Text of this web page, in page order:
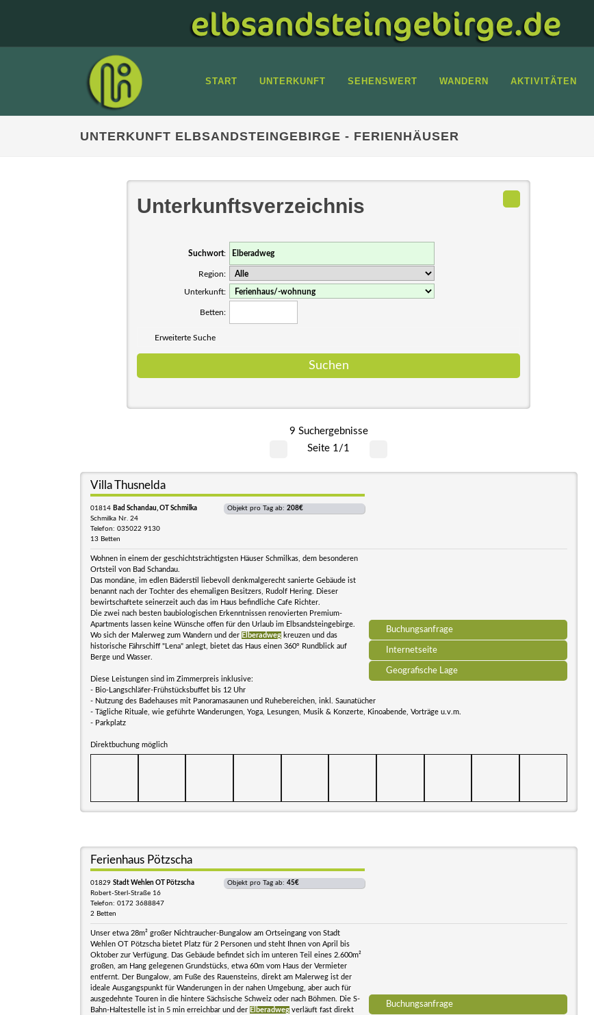
START UNTERKUNFT SEHENSWERT WANDERN AKTIVITÄTEN
UNTERKUNFT ELBSANDSTEINGEBIRGE - FERIENHÄUSER
Unterkunftsverzeichnis
Suchwort:
Region:
Unterkunft:
Betten:
Erweiterte Suche
9 Suchergebnisse
Seite 1/1
Buchungsanfrage
Internetseite
Geografische Lage
Villa Thusnelda
01814 Bad Schandau, OT Schmilka
Schmilka Nr. 24
Telefon: 035022 9130
13 Betten
Objekt pro Tag ab: 208€
Wohnen in einem der geschichtsträchtigsten Häuser Schmilkas, dem besonderen
Ortsteil von Bad Schandau.
Das mondäne, im edlen Bäderstil liebevoll denkmalgerecht sanierte Gebäude ist
benannt nach der Tochter des ehemaligen Besitzers, Rudolf Hering. Dieser
bewirtschaftete seinerzeit auch das im Haus befindliche Cafe Richter.
Die zwei nach besten baubiologischen Erkenntnissen renovierten Premium-
Apartments lassen keine Wünsche offen für den Urlaub im Elbsandsteingebirge.
Wo sich der Malerweg zum Wandern und der Elberadweg kreuzen und das
historische Fährschiff "Lena" anlegt, bietet das Haus einen 360° Rundblick auf
Berge und Wasser.
Diese Leistungen sind im Zimmerpreis inklusive:
- Bio-Langschläfer-Frühstücksbuffet bis 12 Uhr
- Nutzung des Badehauses mit Panoramasaunen und Ruhebereichen, inkl. Saunatücher
- Tägliche Rituale, wie geführte Wanderungen, Yoga, Lesungen, Musik & Konzerte, Kinoabende, Vorträge u.v.m.
- Parkplatz
Direktbuchung möglich
Buchungsanfrage
Ferienhaus Pötzscha
01829 Stadt Wehlen OT Pötzscha
Robert-Sterl-Straße 16
Telefon: 0172 3688847
2 Betten
Objekt pro Tag ab: 45€
Unser etwa 28m² großer Nichtraucher-Bungalow am Ortseingang von Stadt
Wehlen OT Pötzscha bietet Platz für 2 Personen und steht Ihnen von April bis
Oktober zur Verfügung. Das Gebäude befindet sich im unteren Teil eines 2.600m²
großen, am Hang gelegenen Grundstücks, etwa 60m vom Haus der Vermieter
entfernt. Der Bungalow, am Fuße des Rauensteins, direkt am Malerweg ist der
ideale Ausgangspunkt für Wanderungen in der nahen Umgebung, aber auch für
ausgedehnte Touren in die hintere Sächsische Schweiz oder nach Böhmen. Die S-
Bahn-Haltestelle ist in 5 min erreichbar und der Elberadweg verläuft fast direkt